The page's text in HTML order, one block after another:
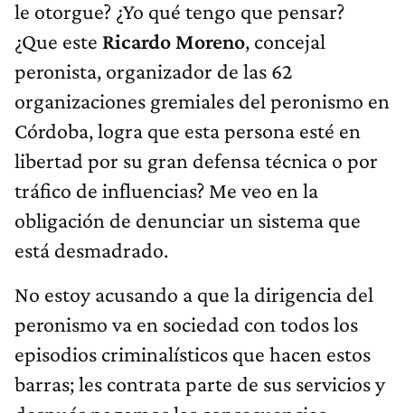
¿Que esteRicardo Moreno, concejal
peronista, organizador de las 62
organizaciones gremiales del peronismo en
Córdoba, logra que esta persona esté en
libertad por su gran defensa técnica o por
tráfico de influencias? Me veo en la
obligación de denunciar un sistema que
está desmadrado.
peronismo va en sociedad con todos los
episodios criminalísticos que hacen estos
barras; les contrata parte de sus servicios y
después pagamos las consecuencias.